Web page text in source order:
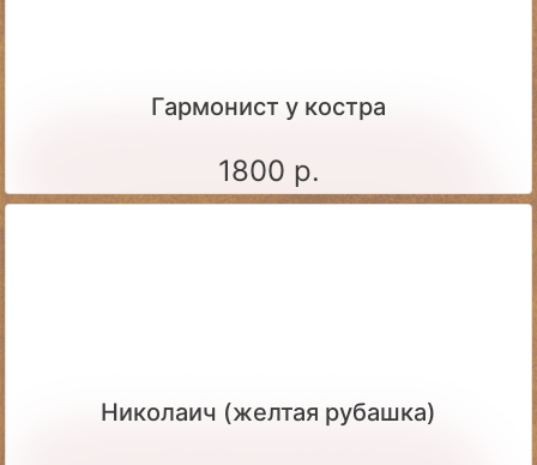
Гармонист у костра
1800 р.
Николаич (желтая рубашка)